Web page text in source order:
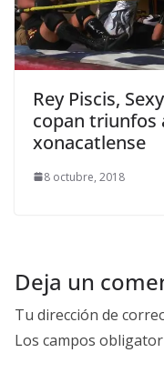
Rey Piscis,
copan triunfos
xonacatlense
8 octubre, 2018
Deja un
Tu dirección de
Los campos